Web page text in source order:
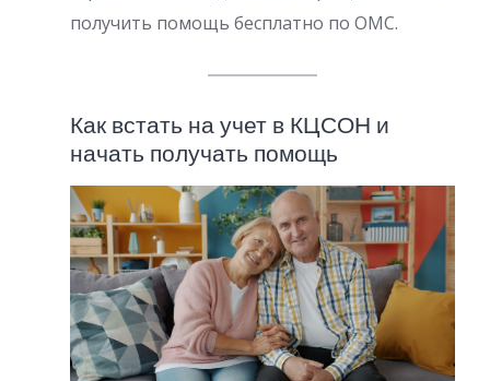
получить помощь бесплатно по ОМС.
Как встать на учет в КЦСОН и
начать получать помощь